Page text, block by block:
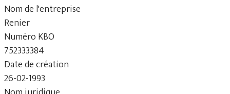
Nom de l'entreprise
Renier
Numéro KBO
752333384
Date de création
26-02-1993